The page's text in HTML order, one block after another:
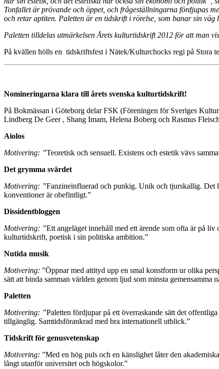
Tonfallet är prövande och öppet, och frågeställningarna fördjupas
och retar aptiten. Paletten är en tidskrift i rörelse, som banar sin väg
Paletten tilldelas utmärkelsen Årets kulturtidskrift 2012 för att man
På kvällen hölls en tidskriftsfest i Nätek/Kulturchocks regi på Stora
Nomineringarna klara till årets svenska kulturtidskrift!
På Bokmässan i Göteborg delar FSK (Föreningen för Sveriges
Lindberg De Geer , Shang Imam, Helena Boberg och Rasmus
Aiolos
Motivering: ”Teoretisk och sensuell. Existens och estetik vävs
Det grymma svärdet
Motivering: ”Fanzineinfluerad och punkig. Unik och tjurskallig. Det
konventioner är obefintligt.”
Dissidentbloggen
Motivering: ”Ett angeläget innehåll med ett ärende som ofta är på
kulturtidskrift, poetisk i sin politiska ambition.”
Nutida musik
Motivering: ”Öppnar med attityd upp en smal konstform ur olika
sätt att binda samman världen genom ljud som minsta gemensamma
Paletten
Motivering: ”Paletten fördjupar på ett överraskande sätt det
tillgänglig. Samtidsförankrad med bra internationell utblick.”
Tidskrift för genusvetenskap
Motivering: ”Med en hög puls och en känslighet låter den
långt utanför universitet och högskolor.”